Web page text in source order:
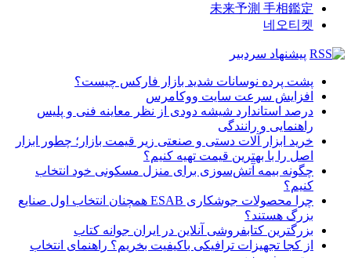
未来予測 手相鑑定
네오티켓
پیشنهاد سردبیر
پشت پرده نوسانات شدید بازار فارکس چیست؟
افزایش سرعت سایت ووکامرس
درصد استاندارد شیشه دودی از نظر معاینه فنی و پلیس
راهنمایی و رانندگی
خرید ابزار آلات دستی و صنعتی زیر قیمت بازار؛ چطور ابزار
اصل را با بهترین قیمت تهیه کنیم؟
چگونه بیمه آتش‌سوزی برای منزل مسکونی خود انتخاب
کنیم؟
چرا محصولات جوشکاری ESAB همچنان انتخاب اول صنایع
بزرگ هستند؟
بزرگترین کتابفروشی آنلاین در ایران جوانه کتاب
از کجا تجهیزات ترافیکی باکیفیت بخریم؟ راهنمای انتخاب